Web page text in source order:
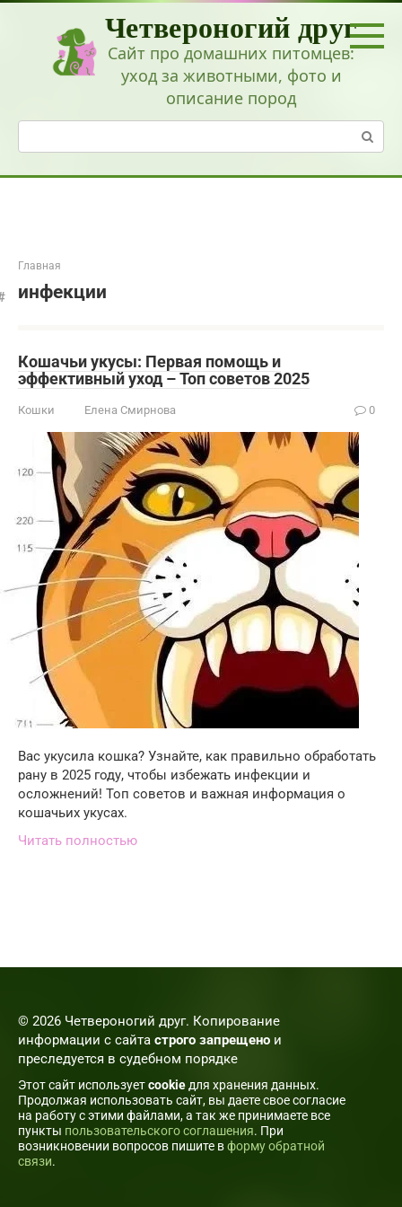
Перейти
Четвероногий друг
Сайт про домашних питомцев:
уход за животными, фото и
описание пород
Поиск:
Главная
инфекции
Кошачьи укусы: Первая помощь и
эффективный уход – Топ советов 2025
Кошки Елена Смирнова 0
Вас укусила кошка? Узнайте, как правильно обработать
рану в 2025 году, чтобы избежать инфекции и
осложнений! Топ советов и важная информация о
кошачьих укусах.
Читать полностью
© 2026 Четвероногий друг. Копирование
информации с сайта строго запрещено и
преследуется в судебном порядке
Этот сайт используетcookie для хранения данных.
Продолжая использовать сайт, вы даете свое согласие
на работу с этими файлами, а так же принимаете все
пункты пользовательского соглашения. При
возникновении вопросов пишите вформу обратной
связи.